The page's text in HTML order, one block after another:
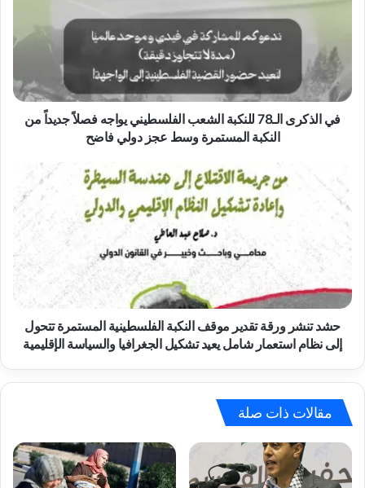
ا
ل
ك
ب
ا
ل
ب
ا
ف
ل
س
ي
في الذكرى الـ78 للنكبة الشعب الفلسطيني يواجه فصلاً جديداً من
النكبة المستمرة وسط عجز دولي فاضح
ش
د
ش
و
ر
ر
م
ق
حشد تنشر ورقة تقدير موقف النكبة الفلسطينية المستمرة تتحول
إلى نظام استعمار شامل يعيد تشكيل الجغرافيا والسياسة الإقليمية
مقالات ذات صلة